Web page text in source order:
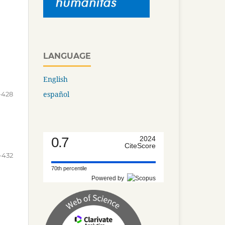
428
LANGUAGE
English
español
0.7
2024
CiteScore
70th percentile
Powered by